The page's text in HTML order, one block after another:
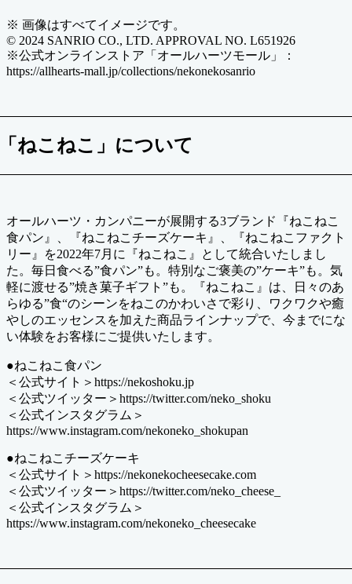
※ 画像はすべてイメージです。
© 2024 SANRIO CO., LTD. APPROVAL NO. L651926
※公式オンラインストア「オールハーツモール」：
https://allhearts-mall.jp/collections/nekonekosanrio
ねこねこ」について
オールハーツ・カンパニーが展開する3ブランド『ねこねこ
食パン』、『ねこねこチーズケーキ』、『ねこねこファクト
リー』を2022年7月に『ねこねこ』として統合いたしまし
た。毎日食べる”食パン”も。特別なご褒美の”ケーキ”も。気
軽に渡せる”焼き菓子ギフト”も。『ねこねこ』は、日々のあ
らゆる”食“のシーンをねこのかわいさで彩り、ワクワクや癒
やしのエッセンスを加えた商品ラインナップで、今までにな
い体験をお客様にご提供いたします。
●ねこねこ食パン
＜公式サイト＞https://nekoshoku.jp
＜公式ツイッター＞https://twitter.com/neko_shoku
＜公式インスタグラム＞
https://www.instagram.com/nekoneko_shokupan
●ねこねこチーズケーキ
＜公式サイト＞https://nekonekocheesecake.com
＜公式ツイッター＞https://twitter.com/neko_cheese_
＜公式インスタグラム＞
https://www.instagram.com/nekoneko_cheesecake